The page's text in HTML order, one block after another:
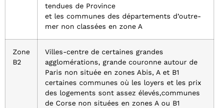
tendues de Province
et les communes des départements d’outre-
mer non classées en zone A
Zone
B2
Villes-centre de certaines grandes
agglomérations, grande couronne autour de
Paris non située en zones Abis, A et B1
certaines communes où les loyers et les prix
des logements sont assez élevés,communes
de Corse non situées en zones A ou B1